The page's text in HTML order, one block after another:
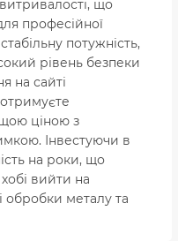
витривалості, що
професійної
потужність,
рівень безпеки
на сайті
ціною з
Інвестуючи в
на роки, що
вийти на
обробки металу та